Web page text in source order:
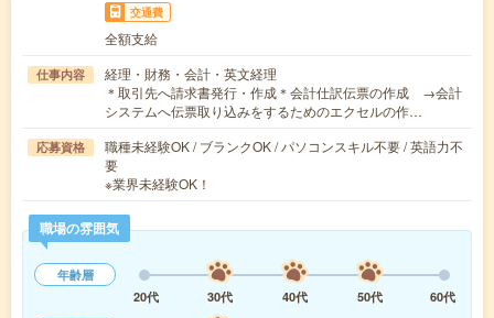
交通費
全額支給
仕事内容
経理・財務・会計・英文経理
＊取引先へ請求書発行・作成＊会計仕訳伝票の作成 →会計
システムへ伝票取り込みをするためのエクセルの作…
応募資格
職種未経験OK / ブランクOK / パソコンスキル不要 / 英語力不
要
※業界未経験OK！
職場の雰囲気
年齢層
20代
30代 40代 50代
60代